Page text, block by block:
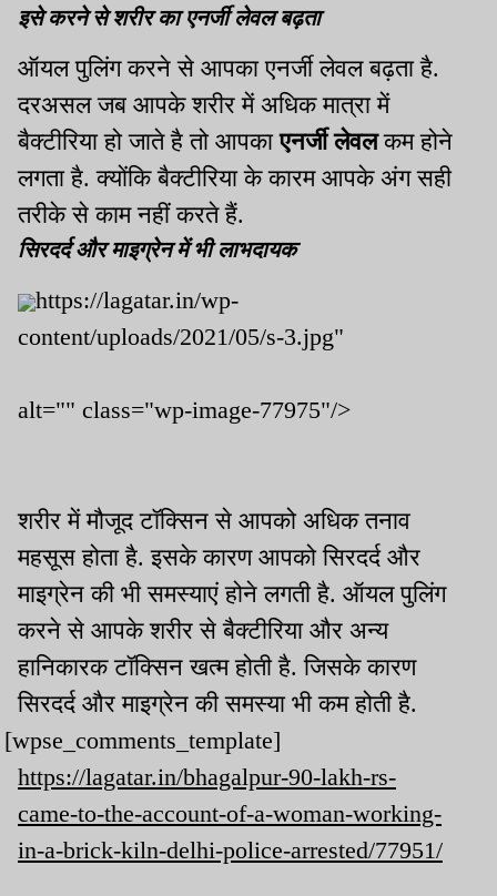
इसे करने से शरीर का एनर्जी लेवल बढ़ता
ऑयल पुलिंग करने से आपका एनर्जी लेवल बढ़ता है.
दरअसल जब आपके शरीर में अधिक मात्रा में
बैक्‍ट‍ीरिया हो जाते है तो आपकाएनर्जी लेवलकम होने
लगता है. क्‍योंकि बैक्टीरिया के कारम आपके अंग सही
तरीके से काम नहीं करते हैं.
सिरदर्द और माइग्रेन में भी लाभदायक
https://lagatar.in/wp-
content/uploads/2021/05/s-3.jpg"
alt="" class="wp-image-77975"/>
शरीर में मौजूद टॉक्सिन से आपको अधिक तनाव
महसूस होता है. इसके कारण आपको सिरदर्द और
माइग्रेन की भी समस्‍याएं होने लगती है. ऑयल पुलिंग
करने से आपके शरीर से बैक्‍टीरिया और अन्‍य
हानिकारक टॉक्सिन खत्म होती है. जिसके कारण
सिरदर्द और माइग्रेन की समस्या भी कम होती है.
[wpse_comments_template]
https://lagatar.in/bhagalpur-90-lakh-rs-
came-to-the-account-of-a-woman-working-
in-a-brick-kiln-delhi-police-arrested/77951/